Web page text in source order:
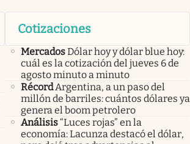
Cotizaciones
MercadosDólar hoy y dólar blue hoy:
cuál es la cotización del jueves 6 de
agosto minuto a minuto
Récord Argentina, a un paso del
millón de barriles: cuántos dólares ya
genera el boom petrolero
Análisis“Luces rojas” en la
economía: Lacunza destacó el dólar,